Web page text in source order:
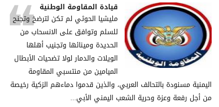
قيادة المقاومة الوطنية
مليشيا الحوثي لم تكن لترضخ وتجنح
للسلم وتوافق على الانسحاب من
الحديدة ومينائها وتجنيب أهلها
الويلات والدمار لولا تضحيات الأبطال
الميامين من منتسبي المقاومة
اليمنية مسنودة بالتحالف العربي، والذين قدموا دماءهم الزكية رخيصة
من أجل رفعة وعزة وحرية الشعب اليمني الأبي...